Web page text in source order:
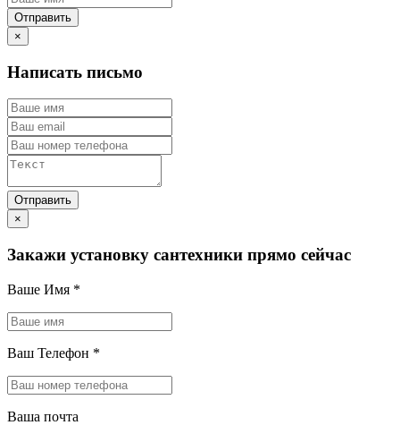
×
Написать письмо
×
Закажи установку сантехники прямо сейчас
Ваше Имя *
Ваш Телефон *
Ваша почта